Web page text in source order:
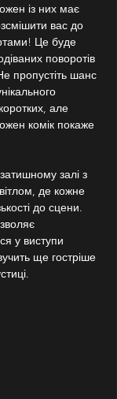
із них має
вас до
Це буде
поворотів
пропустіть шанс
але
комік покаже
залі з
де кожне
до сцени.
у виступи
ще гостріше